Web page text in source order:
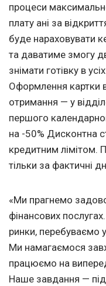
процеси
плату ані за
буде нараховувати
та даватиме змогу
знімати готівку в
Оформлення картки
отримання — у
першого
на -50% Дисконтна
кредитним лімітом.
тільки за фактичні
«Ми прагнемо
фінансових
ринки, перебуваємо
Ми намагаємося
працюємо на
Наше завдання —